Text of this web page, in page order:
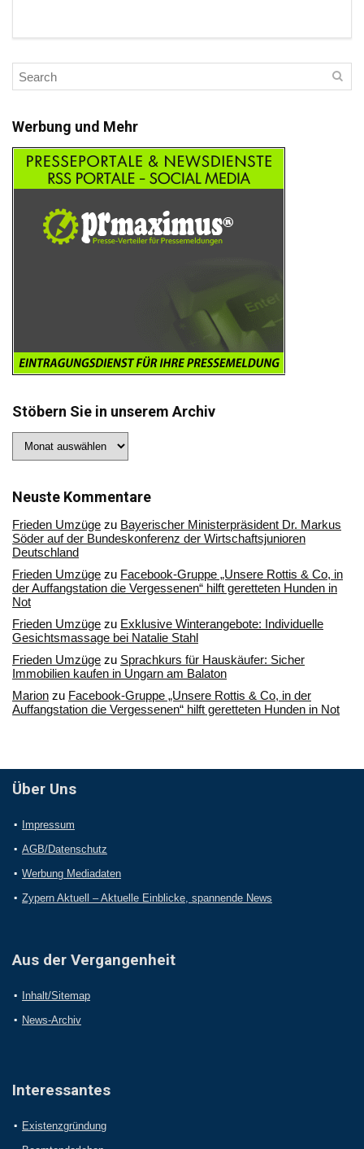
Werbung und Mehr
Stöbern Sie in unserem Archiv
Sie
Archiv
Neuste Kommentare
Frieden Umzüge zu Bayerischer Ministerpräsident Dr. Markus
Söder auf der Bundeskonferenz der Wirtschaftsjunioren
Deutschland
Frieden Umzüge zu Facebook-Gruppe „Unsere Rottis & Co, in
der Auffangstation die Vergessenen“ hilft geretteten Hunden in
Not
Frieden Umzüge zu Exklusive Winterangebote: Individuelle
Gesichtsmassage bei Natalie Stahl
Frieden Umzüge zu Sprachkurs für Hauskäufer: Sicher
Immobilien kaufen in Ungarn am Balaton
Marion zu Facebook-Gruppe „Unsere Rottis & Co, in der
Auffangstation die Vergessenen“ hilft geretteten Hunden in Not
Über Uns
Impressum
AGB/Datenschutz
Werbung Mediadaten
Zypern Aktuell – Aktuelle Einblicke, spannende News
Aus der Vergangenheit
Inhalt/Sitemap
News-Archiv
Interessantes
Existenzgründung